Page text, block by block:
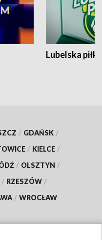
Lubelska piłka
/ GDAŃSK /
/ KIELCE /
/ OLSZTYN /
/ RZESZÓW /
/ WROCŁAW